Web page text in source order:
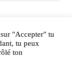
sur
Je t’invite
–
un mail"Accepter" tu
tu peux
ton